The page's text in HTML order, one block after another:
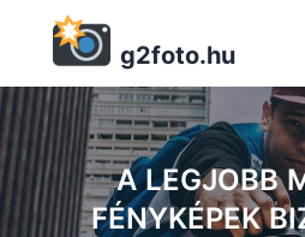
g2foto.hu
A LEGJOBB
FÉNYKÉPEK